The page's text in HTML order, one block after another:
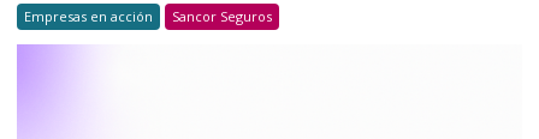
Empresas en acción Sancor Seguros